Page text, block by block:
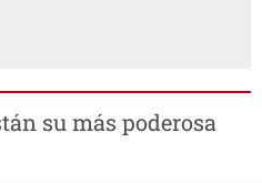
su más poderosa